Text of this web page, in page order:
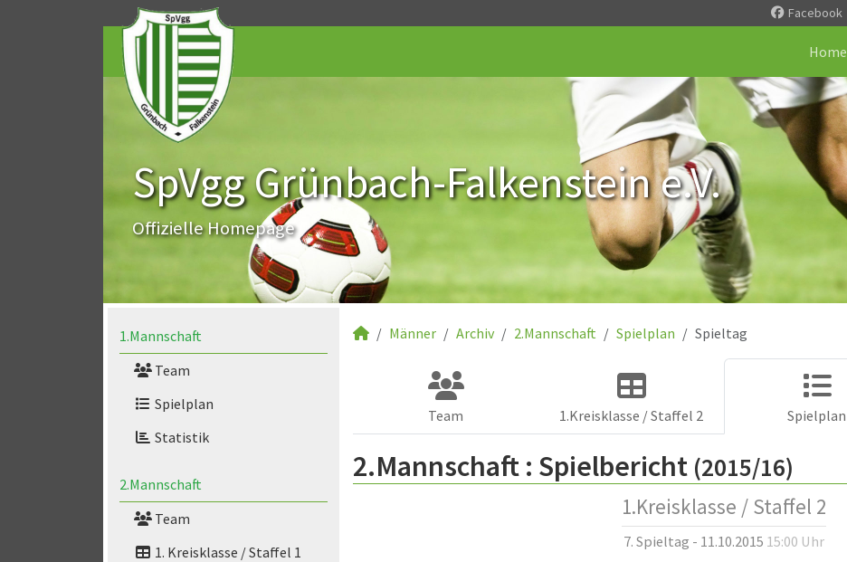
Facebook
Home
SpVgg Grünbach-Falkenstein e.V.
Offizielle Homepage
1.Mannschaft
Team
Spielplan
Statistik
2.Mannschaft
Team
1. Kreisklasse / Staffel 1
Männer Archiv 2.Mannschaft Spielplan Spieltag
Team 1.Kreisklasse / Staffel 2 Spielplan
2.Mannschaft : Spielbericht (2015/16)
1.Kreisklasse / Staffel 2
7. Spieltag - 11.10.2015 15:00 Uhr